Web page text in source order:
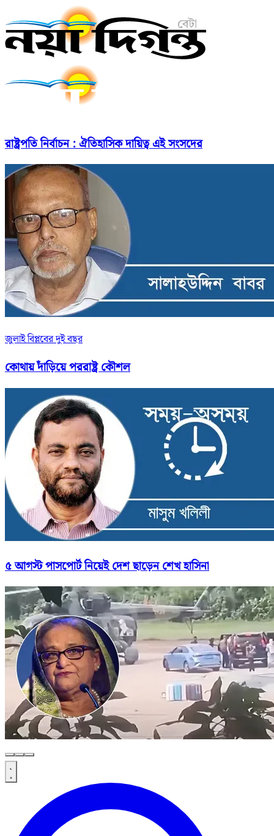
রাষ্ট্রপতি নির্বাচন : ঐতিহাসিক দায়িত্ব এই সংসদের
জুলাই বিপ্লবের দুই বছর
কোথায় দাঁড়িয়ে পররাষ্ট্র কৌশল
৫ আগস্ট পাসপোর্ট নিয়েই দেশ ছাড়েন শেখ হাসিনা